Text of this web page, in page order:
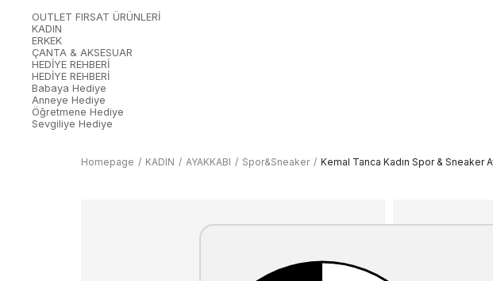
OUTLET FIRSAT ÜRÜNLERİ
KADIN
ERKEK
ÇANTA & AKSESUAR
HEDİYE REHBERİ
HEDİYE REHBERİ
Babaya Hediye
Anneye Hediye
Öğretmene Hediye
Sevgiliye Hediye
Homepage KADIN AYAKKABI Spor&Sneaker Kemal Tanca Kadın Spor & Sneaker